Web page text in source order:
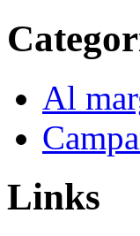
Al
Links